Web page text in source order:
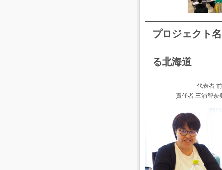
プロジェクト
る北海道
代表者
責任者 三浦智奈